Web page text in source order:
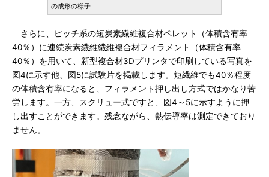
の成形の様子
さらに、ピッチ系の短炭素繊維複合材ペレット（体積含有率
40％）に連続炭素繊維繊維複合材フィラメント（体積含有率
40％）を用いて、新型複合材3Dプリンタで印刷している写真を
図4に示す他、図5に試験片を掲載します。短繊維でも40％程度
の体積含有率になると、フィラメント押し出し方式ではかなり苦
労します。一方、スクリュー式ですと、図4～5に示すように押
し出すことができます。残念ながら、熱伝導率は測定できており
ません。